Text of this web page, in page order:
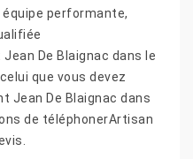
performante,
De Blaignac dans le
que vous devez
Jean De Blaignac dans
de téléphonerArtisan